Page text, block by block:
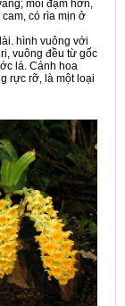
môi đậm hơn,
có rìa mịn ở
hình vuông với
vuông đều từ gốc
lá. Cánh hoa
rực rỡ, là một loại